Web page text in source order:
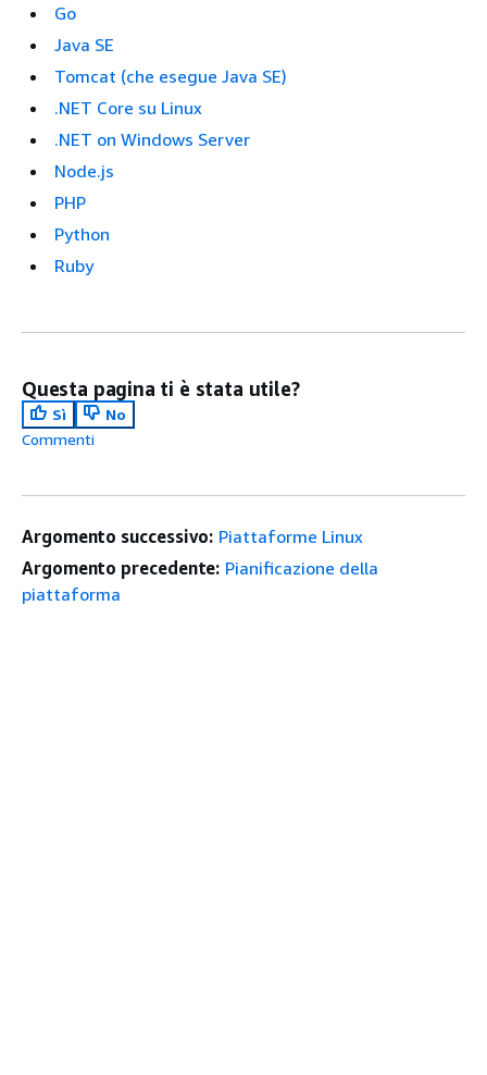
Go
Java SE
Tomcat (che esegue Java SE)
.NET Core su Linux
.NET on Windows Server
Node.js
PHP
Python
Ruby
Questa pagina ti è stata utile?
Sì
No
Commenti
Argomento successivo: Piattaforme Linux
Argomento precedente: Pianificazione della
piattaforma